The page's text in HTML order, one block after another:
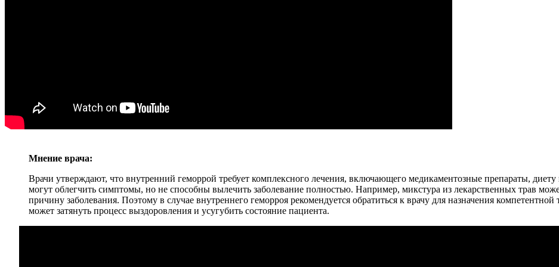
Мнение врача:
Врачи утверждают, что внутренний геморрой требует комплексного лечения, включающего медикаментозные препараты,
могут облегчить симптомы, но не способны вылечить заболевание полностью. Например, микстура из лекарственных трав
причину заболевания. Поэтому в случае внутреннего геморроя рекомендуется обратиться к врачу для назначения
может затянуть процесс выздоровления и усугубить состояние пациента.